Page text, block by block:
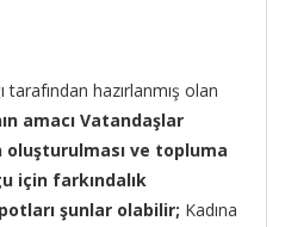
tarafından hazırlanmış olan
amacı Vatandaşlar
oluşturulması ve topluma
için farkındalık
şunlar olabilir; Kadına